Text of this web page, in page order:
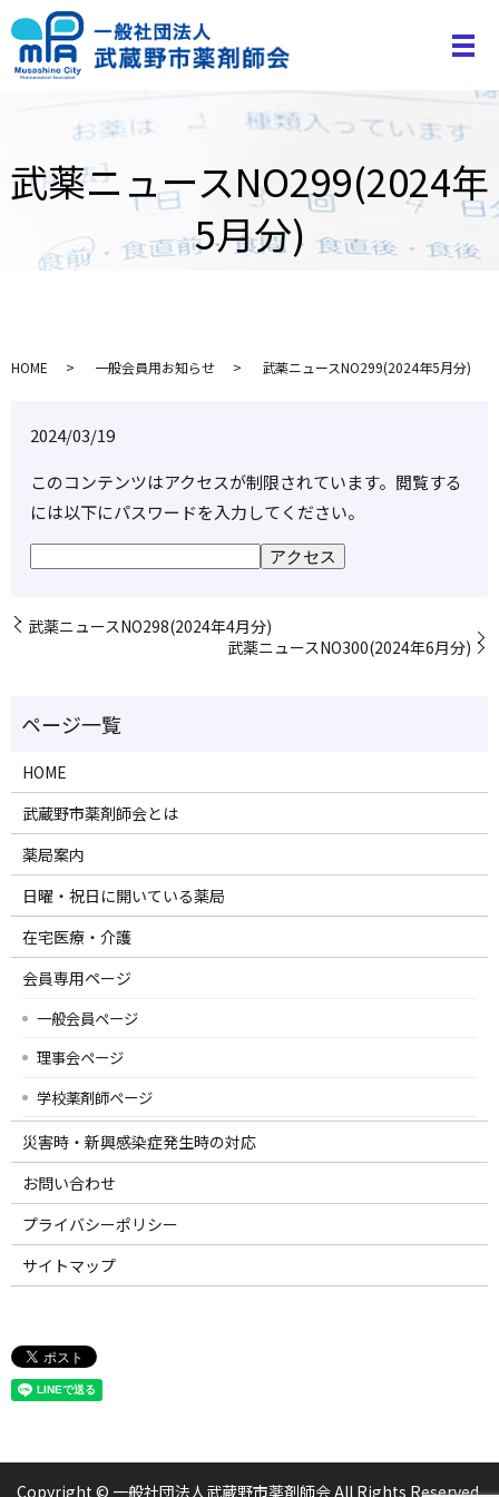
武薬ニュースNO299(2024年
5月分)
HOME 一般会員用お知らせ 武薬ニュースNO299(2024年5月分)
2024/03/19
このコンテンツはアクセスが制限されています。閲覧する
には以下にパスワードを入力してください。
武薬ニュースNO298(2024年4月分)
武薬ニュースNO300(2024年6月分)
HOME
武蔵野市薬剤師会とは
薬局案内
日曜・祝日に開いている薬局
在宅医療・介護
会員専用ページ
一般会員ページ
理事会ページ
学校薬剤師ページ
災害時・新興感染症発生時の対応
お問い合わせ
プライバシーポリシー
サイトマップ
Copyright © 一般社団法人武蔵野市薬剤師会 All Rights Reserved.